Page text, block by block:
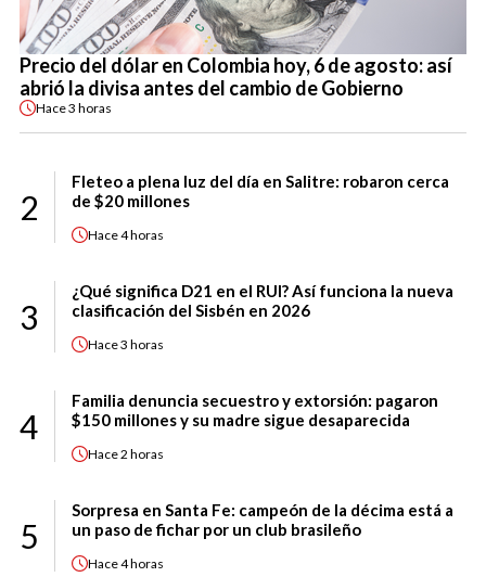
Precio del dólar en Colombia hoy, 6 de agosto: así
abrió la divisa antes del cambio de Gobierno
Hace3 horas
2
Fleteo a plena luz del día en Salitre: robaron cerca
de $20 millones
Hace4 horas
3
¿Qué significa D21 en el RUI? Así funciona la nueva
clasificación del Sisbén en 2026
Hace3 horas
4
Familia denuncia secuestro y extorsión: pagaron
$150 millones y su madre sigue desaparecida
Hace2 horas
5
Sorpresa en Santa Fe: campeón de la décima está a
un paso de fichar por un club brasileño
Hace4 horas